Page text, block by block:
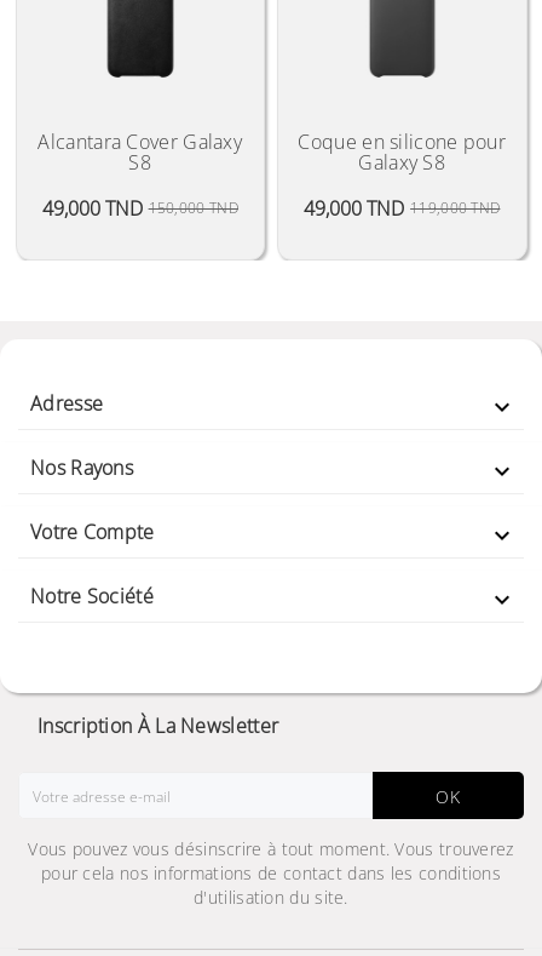
Alcantara Cover Galaxy
S8
49,000 TND 150,000 TNDPrix Public
Prix
Coque en silicone pour
Galaxy S8
49,000 TND 119,000 TNDPrix
Prix
Verre Trempé galaxy S8
Adresse 
Nos Rayons 
Votre Compte 
Notre Société 
Inscription À La Newsletter
OK
Vous pouvez vous désinscrire à tout moment. Vous trouverez
pour cela nos informations de contact dans les conditions
d'utilisation du site.